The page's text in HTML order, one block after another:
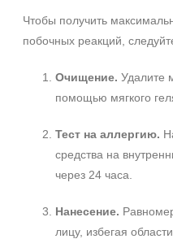
Чтобы получить
побочных реакций,
Очищение. Удалите
помощью мягкого
Тест на аллергию.
средства на
через 24 часа.
Нанесение.
лицу, избегая области